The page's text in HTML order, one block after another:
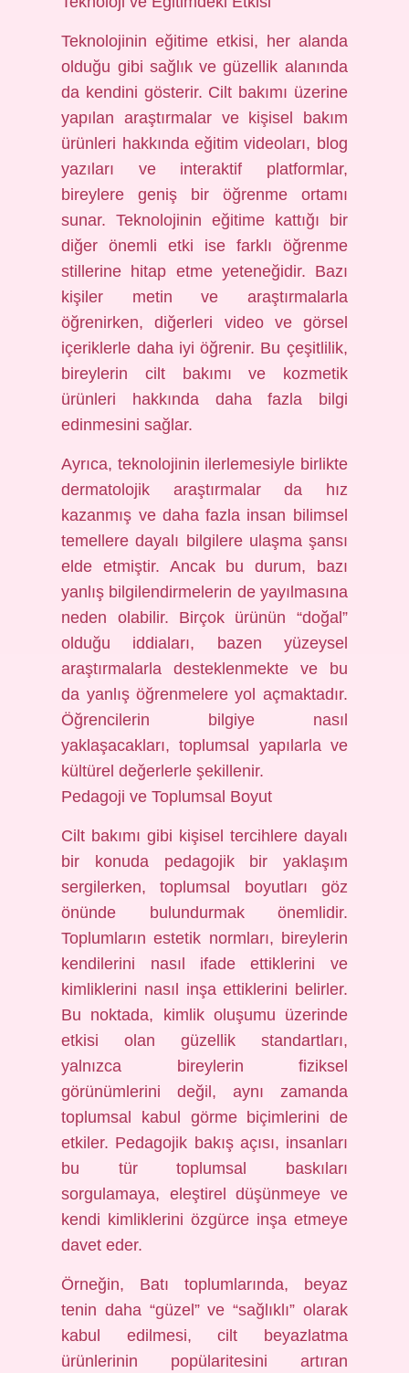
Teknolojinin eğitime etkisi, her alanda
olduğu gibi sağlık ve güzellik alanında
da kendini gösterir. Cilt bakımı üzerine
yapılan araştırmalar ve kişisel bakım
ürünleri hakkında eğitim videoları, blog
yazıları ve interaktif platformlar,
bireylere geniş bir öğrenme ortamı
sunar. Teknolojinin eğitime kattığı bir
diğer önemli etki ise farklı öğrenme
stillerine hitap etme yeteneğidir. Bazı
kişiler metin ve araştırmalarla
öğrenirken, diğerleri video ve görsel
içeriklerle daha iyi öğrenir. Bu çeşitlilik,
bireylerin cilt bakımı ve kozmetik
ürünleri hakkında daha fazla bilgi
edinmesini sağlar.
Ayrıca, teknolojinin ilerlemesiyle birlikte
dermatolojik araştırmalar da hız
kazanmış ve daha fazla insan bilimsel
temellere dayalı bilgilere ulaşma şansı
elde etmiştir. Ancak bu durum, bazı
yanlış bilgilendirmelerin de yayılmasına
neden olabilir. Birçok ürünün “doğal”
olduğu iddiaları, bazen yüzeysel
araştırmalarla desteklenmekte ve bu
da yanlış öğrenmelere yol açmaktadır.
Öğrencilerin bilgiye nasıl
yaklaşacakları, toplumsal yapılarla ve
kültürel değerlerle şekillenir.
Pedagoji ve Toplumsal Boyut
Cilt bakımı gibi kişisel tercihlere dayalı
bir konuda pedagojik bir yaklaşım
sergilerken, toplumsal boyutları göz
önünde bulundurmak önemlidir.
Toplumların estetik normları, bireylerin
kendilerini nasıl ifade ettiklerini ve
kimliklerini nasıl inşa ettiklerini belirler.
Bu noktada, kimlik oluşumu üzerinde
etkisi olan güzellik standartları,
yalnızca bireylerin fiziksel
görünümlerini değil, aynı zamanda
toplumsal kabul görme biçimlerini de
etkiler. Pedagojik bakış açısı, insanları
bu tür toplumsal baskıları
sorgulamaya, eleştirel düşünmeye ve
kendi kimliklerini özgürce inşa etmeye
davet eder.
Örneğin, Batı toplumlarında, beyaz
tenin daha “güzel” ve “sağlıklı” olarak
kabul edilmesi, cilt beyazlatma
ürünlerinin popülaritesini artıran